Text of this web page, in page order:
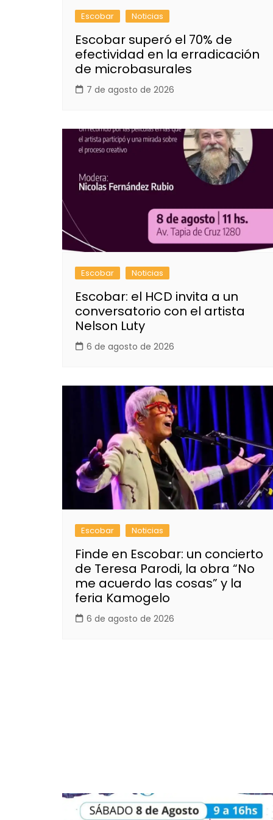
Escobar Noticias
Escobar superó el 70% de
efectividad en la erradicación
de microbasurales
7 de agosto de 2026
Escobar Noticias
Escobar: el HCD invita a un
conversatorio con el artista
Nelson Luty
6 de agosto de 2026
Escobar Noticias
Finde en Escobar: un concierto
de Teresa Parodi, la obra “No
me acuerdo las cosas” y la
feria Kamogelo
6 de agosto de 2026